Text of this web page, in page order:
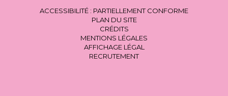
ACCESSIBILITÉ : PARTIELLEMENT CONFORME
PLAN DU SITE
CRÉDITS
MENTIONS LÉGALES
AFFICHAGE LÉGAL
RECRUTEMENT